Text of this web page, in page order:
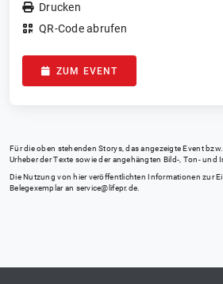
Drucken
QR-Code abrufen
ZUM EVENT
Für die oben stehenden Storys, das angezeigte Event
Urheber der Texte sowie der angehängten Bild-, Ton- und
Die Nutzung von hier veröffentlichten Informationen zur
Belegexemplar an service@lifepr.de